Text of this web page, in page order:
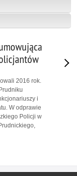
2016 rok.
i
W odprawie
Policji w